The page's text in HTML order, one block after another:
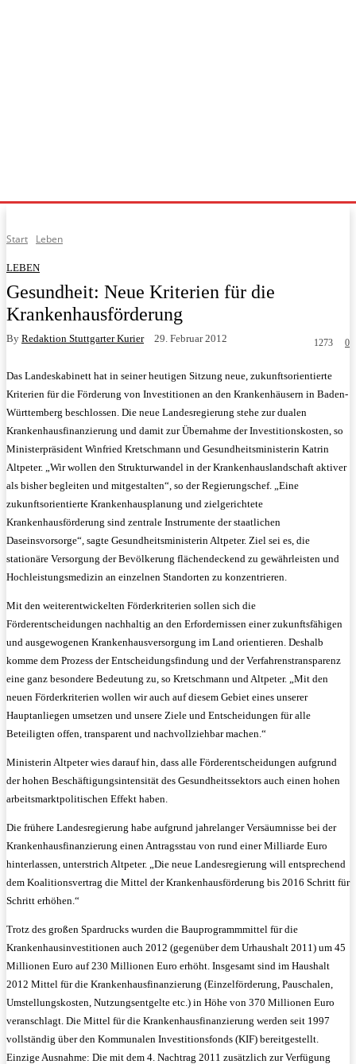
Start Leben
LEBEN
Gesundheit: Neue Kriterien für die
Krankenhausförderung
By Redaktion Stuttgarter Kurier 29. Februar 2012 0
1273
Das Landeskabinett hat in seiner heutigen Sitzung neue, zukunftsorientierte
Kriterien für die Förderung von Investitionen an den Krankenhäusern in Baden-
Württemberg beschlossen. Die neue Landesregierung stehe zur dualen
Krankenhausfinanzierung und damit zur Übernahme der Investitionskosten, so
Ministerpräsident Winfried Kretschmann und Gesundheitsministerin Katrin
Altpeter. „Wir wollen den Strukturwandel in der Krankenhauslandschaft aktiver
als bisher begleiten und mitgestalten“, so der Regierungschef. „Eine
zukunftsorientierte Krankenhausplanung und zielgerichtete
Krankenhausförderung sind zentrale Instrumente der staatlichen
Daseinsvorsorge“, sagte Gesundheitsministerin Altpeter. Ziel sei es, die
stationäre Versorgung der Bevölkerung flächendeckend zu gewährleisten und
Hochleistungsmedizin an einzelnen Standorten zu konzentrieren.
Mit den weiterentwickelten Förderkriterien sollen sich die
Förderentscheidungen nachhaltig an den Erfordernissen einer zukunftsfähigen
und ausgewogenen Krankenhausversorgung im Land orientieren. Deshalb
komme dem Prozess der Entscheidungsfindung und der Verfahrenstransparenz
eine ganz besondere Bedeutung zu, so Kretschmann und Altpeter. „Mit den
neuen Förderkriterien wollen wir auch auf diesem Gebiet eines unserer
Hauptanliegen umsetzen und unsere Ziele und Entscheidungen für alle
Beteiligten offen, transparent und nachvollziehbar machen.“
Ministerin Altpeter wies darauf hin, dass alle Förderentscheidungen aufgrund
der hohen Beschäftigungsintensität des Gesundheitssektors auch einen hohen
arbeitsmarktpolitischen Effekt haben.
Die frühere Landesregierung habe aufgrund jahrelanger Versäumnisse bei der
Krankenhausfinanzierung einen Antragsstau von rund einer Milliarde Euro
hinterlassen, unterstrich Altpeter. „Die neue Landesregierung will entsprechend
dem Koalitionsvertrag die Mittel der Krankenhausförderung bis 2016 Schritt für
Schritt erhöhen.“
Trotz des großen Spardrucks wurden die Bauprogrammmittel für die
Krankenhausinvestitionen auch 2012 (gegenüber dem Urhaushalt 2011) um 45
Millionen Euro auf 230 Millionen Euro erhöht. Insgesamt sind im Haushalt
2012 Mittel für die Krankenhausfinanzierung (Einzelförderung, Pauschalen,
Umstellungskosten, Nutzungsentgelte etc.) in Höhe von 370 Millionen Euro
veranschlagt. Die Mittel für die Krankenhausfinanzierung werden seit 1997
vollständig über den Kommunalen Investitionsfonds (KIF) bereitgestellt.
Einzige Ausnahme: Die mit dem 4. Nachtrag 2011 zusätzlich zur Verfügung